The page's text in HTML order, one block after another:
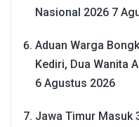
Nasional 2026 7
Aduan Warga
Kediri, Dua Wanita
6 Agustus 2026
Jawa Timur Masuk